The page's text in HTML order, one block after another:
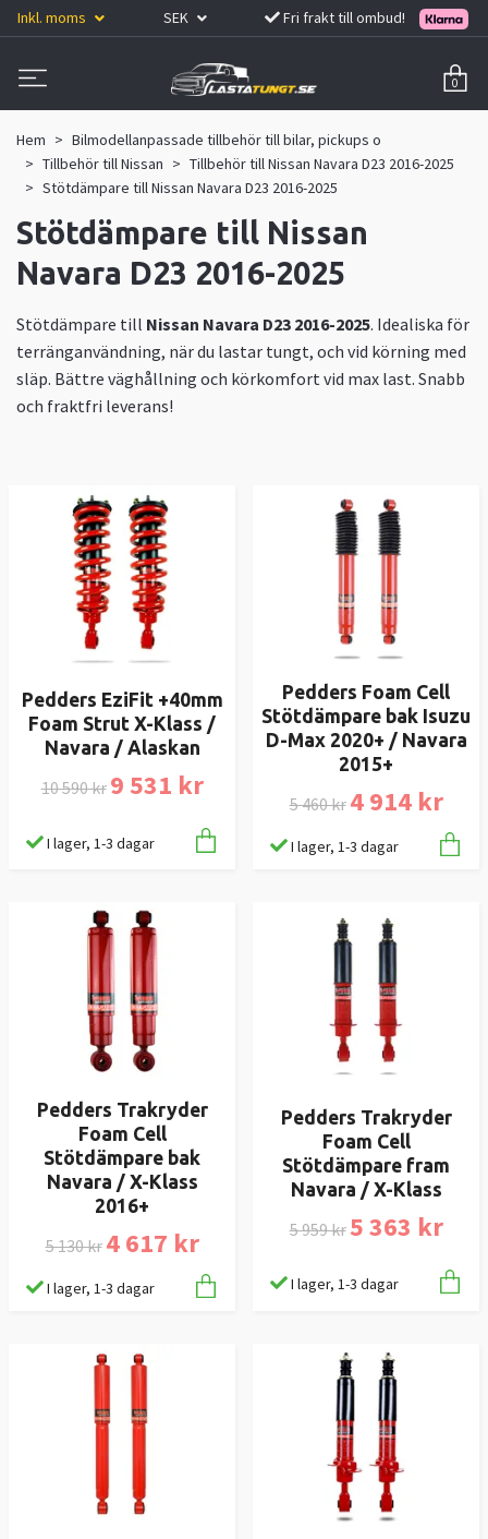
Inkl. moms SEK Fri frakt till ombud!
0
Hem
Bilmodellanpassade tillbehör till bilar, pickups o
Tillbehör till Nissan
Tillbehör till Nissan Navara D23 2016-2025
Stötdämpare till Nissan Navara D23 2016-2025
Stötdämpare till Nissan
Navara D23 2016-2025
Stötdämpare till Nissan Navara D23 2016-2025. Idealiska för
terränganvändning, när du lastar tungt, och vid körning med
släp. Bättre väghållning och körkomfort vid max last. Snabb
och fraktfri leverans!
Pedders EziFit +40mm
Foam Strut X-Klass /
Navara / Alaskan
10 590 kr 9 531 kr
I lager, 1-3 dagar
Pedders Foam Cell
Stötdämpare bak Isuzu
D-Max 2020+ / Navara
2015+
5 460 kr 4 914 kr
I lager, 1-3 dagar
Pedders Trakryder
Foam Cell
Stötdämpare bak
Navara / X-Klass
2016+
5 130 kr 4 617 kr
I lager, 1-3 dagar
Pedders Trakryder
Foam Cell
Stötdämpare fram
Navara / X-Klass
5 959 kr 5 363 kr
I lager, 1-3 dagar